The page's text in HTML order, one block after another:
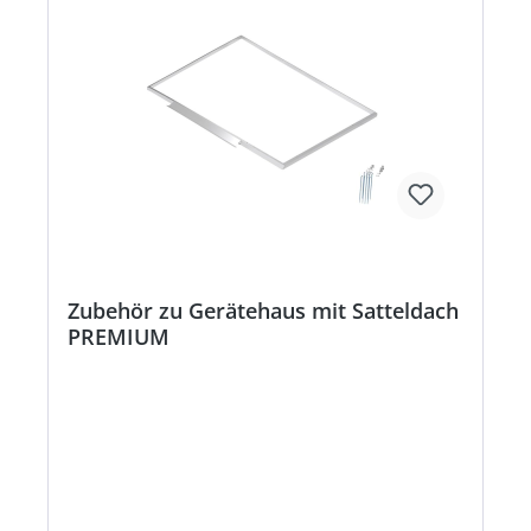
Zubehör zu Gerätehaus mit Satteldach
PREMIUM